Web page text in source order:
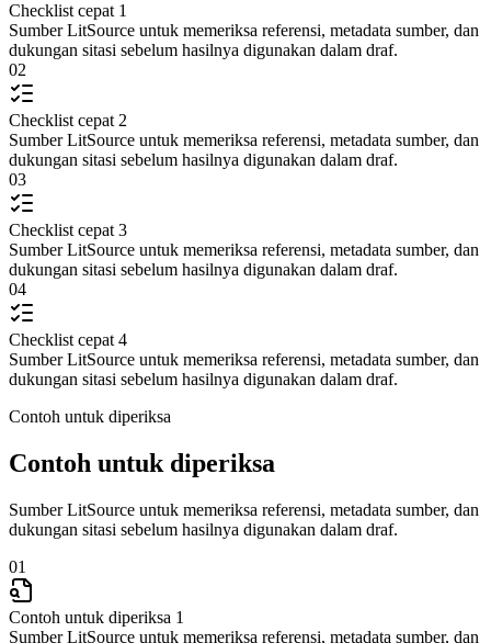
Checklist cepat 1
Sumber LitSource untuk memeriksa referensi, metadata sumber, dan
dukungan sitasi sebelum hasilnya digunakan dalam draf.
02
Checklist cepat 2
Sumber LitSource untuk memeriksa referensi, metadata sumber, dan
dukungan sitasi sebelum hasilnya digunakan dalam draf.
03
Checklist cepat 3
Sumber LitSource untuk memeriksa referensi, metadata sumber, dan
dukungan sitasi sebelum hasilnya digunakan dalam draf.
04
Checklist cepat 4
Sumber LitSource untuk memeriksa referensi, metadata sumber, dan
dukungan sitasi sebelum hasilnya digunakan dalam draf.
Contoh untuk diperiksa
Contoh untuk diperiksa
Sumber LitSource untuk memeriksa referensi, metadata sumber, dan
dukungan sitasi sebelum hasilnya digunakan dalam draf.
01
Contoh untuk diperiksa 1
Sumber LitSource untuk memeriksa referensi, metadata sumber, dan